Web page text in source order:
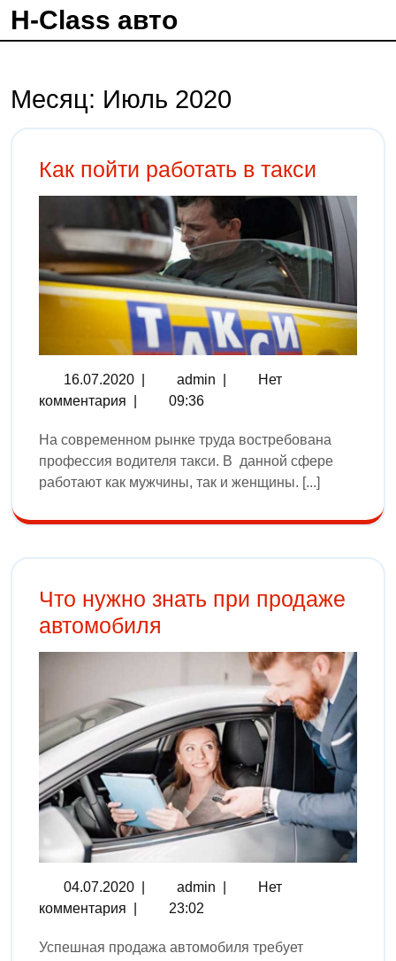
H-Class авто
Месяц: Июль 2020
Как пойти работать в такси
16.07.2020 admin
Нет
комментария
09:36
На современном рынке труда востребована
профессия водителя такси. В данной сфере
работают как мужчины, так и женщины. [...]
Что нужно знать при продаже
автомобиля
04.07.2020 admin
Нет
комментария
23:02
Успешная продажа автомобиля требует